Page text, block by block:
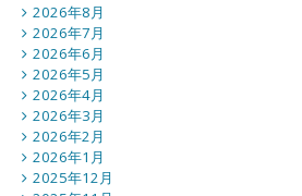
2026年8月
2026年7月
2026年6月
2026年5月
2026年4月
2026年3月
2026年2月
2026年1月
2025年12月